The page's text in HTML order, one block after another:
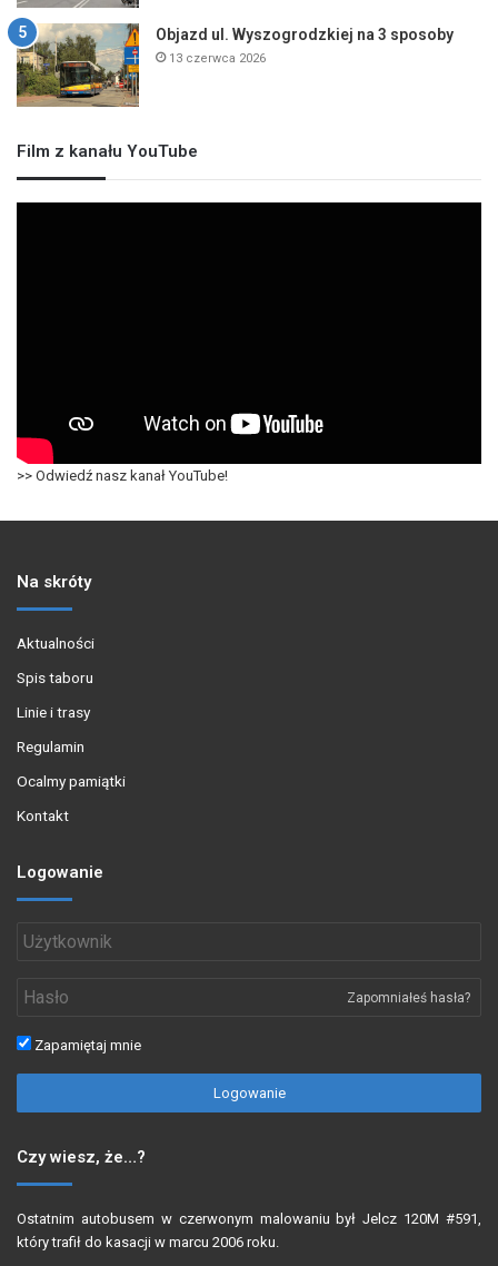
Objazd ul. Wyszogrodzkiej na 3 sposoby
13 czerwca 2026
Film z kanału YouTube
>> Odwiedź nasz kanał YouTube!
Na skróty
Aktualności
Spis taboru
Linie i trasy
Regulamin
Ocalmy pamiątki
Kontakt
Logowanie
Zapomniałeś hasła?
Zapamiętaj mnie
Logowanie
Czy wiesz, że…?
Ostatnim autobusem w czerwonym malowaniu był Jelcz 120M #591,
który trafił do kasacji w marcu 2006 roku.